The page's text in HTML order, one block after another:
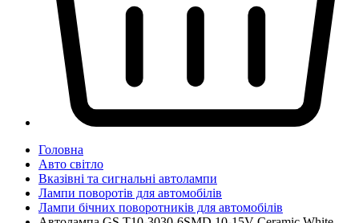
Головна
Авто світло
Вказівні та сигнальні автолампи
Лампи поворотів для автомобілів
Лампи бічних поворотників для автомобілів